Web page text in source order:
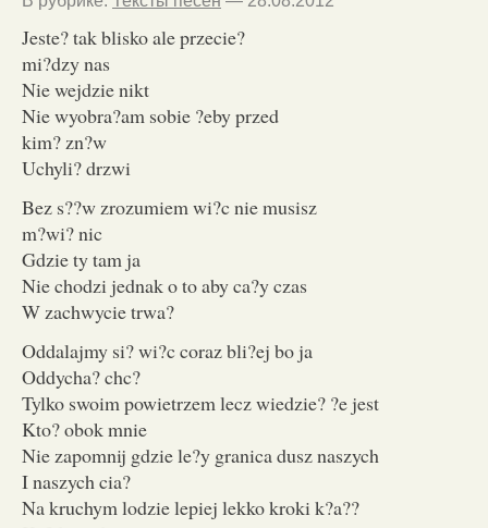
Jeste? tak blisko ale przecie?
mi?dzy nas
Nie wejdzie nikt
Nie wyobra?am sobie ?eby przed
kim? zn?w
Uchyli? drzwi
Bez s??w zrozumiem wi?c nie musisz
m?wi? nic
Gdzie ty tam ja
Nie chodzi jednak o to aby ca?y czas
W zachwycie trwa?
Oddalajmy si? wi?c coraz bli?ej bo ja
Oddycha? chc?
Tylko swoim powietrzem lecz wiedzie? ?e jest
Kto? obok mnie
Nie zapomnij gdzie le?y granica dusz naszych
I naszych cia?
Na kruchym lodzie lepiej lekko kroki k?a??